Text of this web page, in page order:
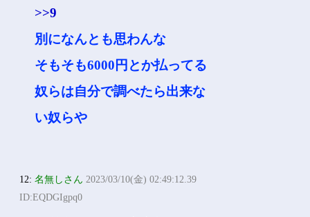
>>9
別になんとも思わんな
そもそも6000円とか払ってる
奴らは自分で調べたら出来な
い奴らや
12:名無しさん 2023/03/10(金) 02:49:12.39
ID:EQDGIgpq0